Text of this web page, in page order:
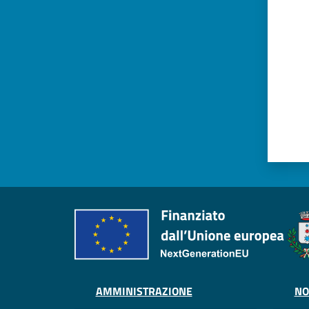
AMMINISTRAZIONE